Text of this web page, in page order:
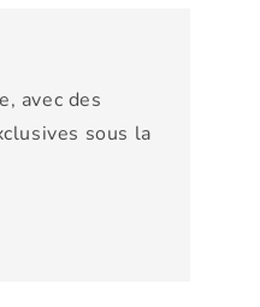
avec des
sous la